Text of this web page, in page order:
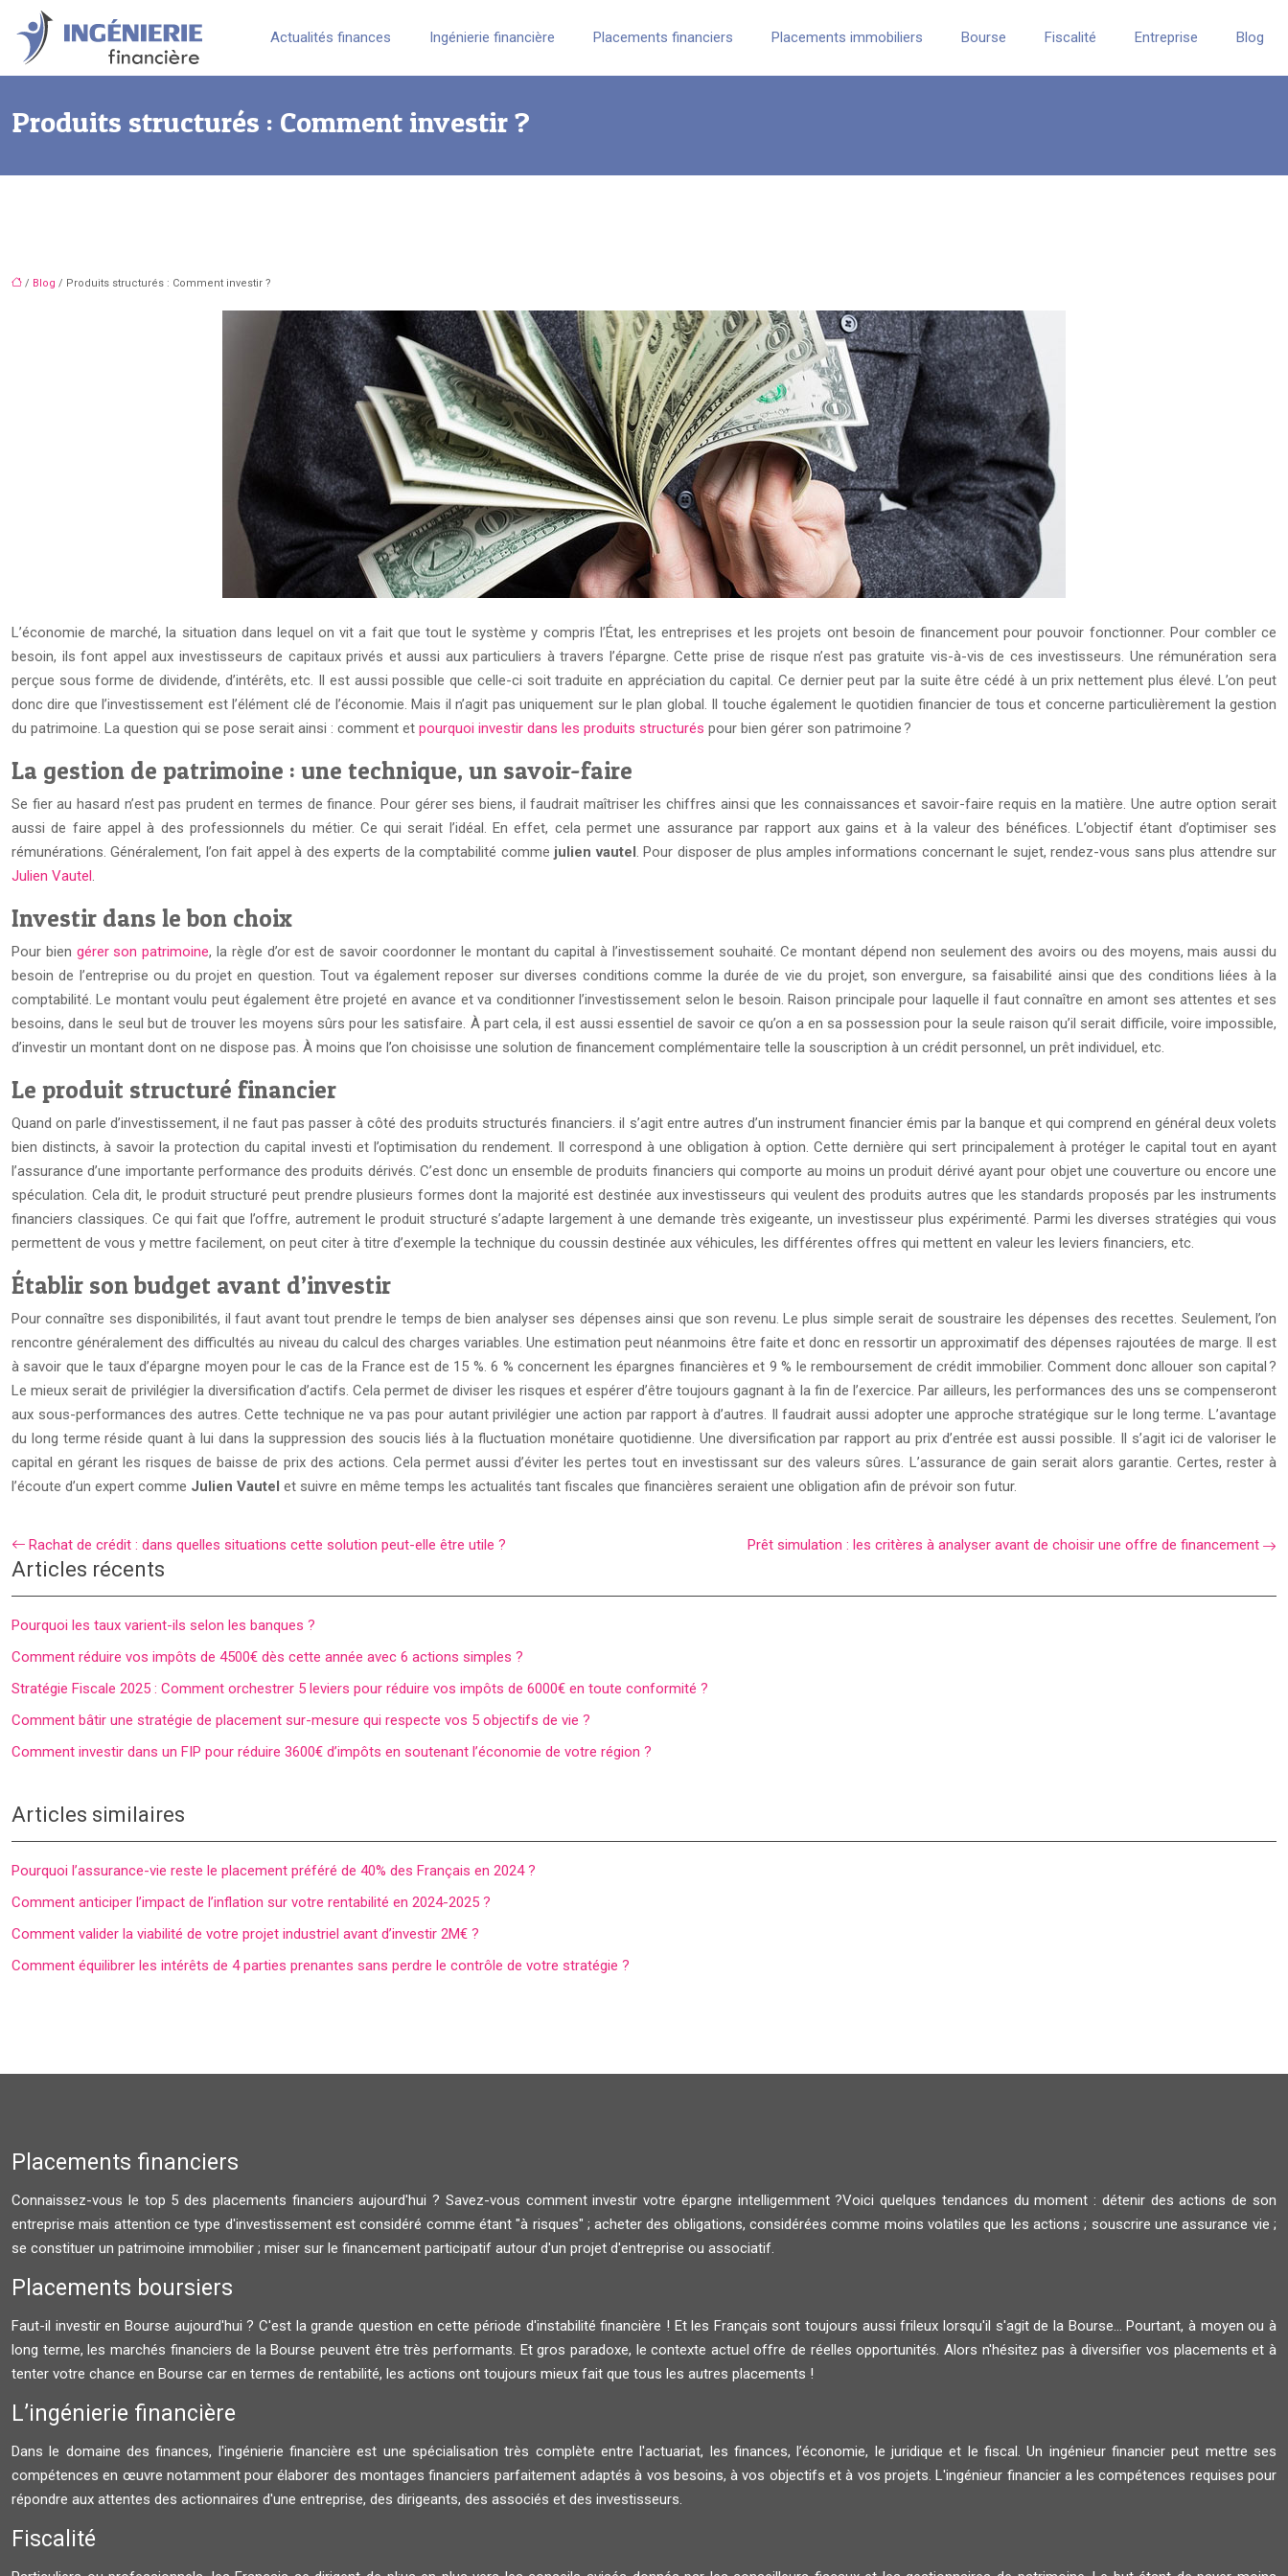
Actualités finances Ingénierie financière Placements financiers Placements immobiliers Bourse Fiscalité Entreprise Blog
Produits structurés : Comment investir ?
/ Blog / Produits structurés : Comment investir ?
L’économie de marché, la situation dans lequel on vit a fait que tout le système y compris l’État, les entreprises et les projets ont besoin de financement pour pouvoir fonctionner. Pour combler ce
besoin, ils font appel aux investisseurs de capitaux privés et aussi aux particuliers à travers l’épargne. Cette prise de risque n’est pas gratuite vis-à-vis de ces investisseurs. Une rémunération sera
perçue sous forme de dividende, d’intérêts, etc. Il est aussi possible que celle-ci soit traduite en appréciation du capital. Ce dernier peut par la suite être cédé à un prix nettement plus élevé. L’on peut
donc dire que l’investissement est l’élément clé de l’économie. Mais il n’agit pas uniquement sur le plan global. Il touche également le quotidien financier de tous et concerne particulièrement la gestion
du patrimoine. La question qui se pose serait ainsi : comment et pourquoi investir dans les produits structurés pour bien gérer son patrimoine ?
La gestion de patrimoine : une technique, un savoir-faire
Se fier au hasard n’est pas prudent en termes de finance. Pour gérer ses biens, il faudrait maîtriser les chiffres ainsi que les connaissances et savoir-faire requis en la matière. Une autre option serait
aussi de faire appel à des professionnels du métier. Ce qui serait l’idéal. En effet, cela permet une assurance par rapport aux gains et à la valeur des bénéfices. L’objectif étant d’optimiser ses
rémunérations. Généralement, l’on fait appel à des experts de la comptabilité comme julien vautel. Pour disposer de plus amples informations concernant le sujet, rendez-vous sans plus attendre sur
Julien Vautel.
Investir dans le bon choix
Pour bien gérer son patrimoine, la règle d’or est de savoir coordonner le montant du capital à l’investissement souhaité. Ce montant dépend non seulement des avoirs ou des moyens, mais aussi du
besoin de l’entreprise ou du projet en question. Tout va également reposer sur diverses conditions comme la durée de vie du projet, son envergure, sa faisabilité ainsi que des conditions liées à la
comptabilité. Le montant voulu peut également être projeté en avance et va conditionner l’investissement selon le besoin. Raison principale pour laquelle il faut connaître en amont ses attentes et ses
besoins, dans le seul but de trouver les moyens sûrs pour les satisfaire. À part cela, il est aussi essentiel de savoir ce qu’on a en sa possession pour la seule raison qu’il serait difficile, voire impossible,
d’investir un montant dont on ne dispose pas. À moins que l’on choisisse une solution de financement complémentaire telle la souscription à un crédit personnel, un prêt individuel, etc.
Le produit structuré financier
Quand on parle d’investissement, il ne faut pas passer à côté des produits structurés financiers. il s’agit entre autres d’un instrument financier émis par la banque et qui comprend en général deux volets
bien distincts, à savoir la protection du capital investi et l’optimisation du rendement. Il correspond à une obligation à option. Cette dernière qui sert principalement à protéger le capital tout en ayant
l’assurance d’une importante performance des produits dérivés. C’est donc un ensemble de produits financiers qui comporte au moins un produit dérivé ayant pour objet une couverture ou encore une
spéculation. Cela dit, le produit structuré peut prendre plusieurs formes dont la majorité est destinée aux investisseurs qui veulent des produits autres que les standards proposés par les instruments
financiers classiques. Ce qui fait que l’offre, autrement le produit structuré s’adapte largement à une demande très exigeante, un investisseur plus expérimenté. Parmi les diverses stratégies qui vous
permettent de vous y mettre facilement, on peut citer à titre d’exemple la technique du coussin destinée aux véhicules, les différentes offres qui mettent en valeur les leviers financiers, etc.
Établir son budget avant d’investir
Pour connaître ses disponibilités, il faut avant tout prendre le temps de bien analyser ses dépenses ainsi que son revenu. Le plus simple serait de soustraire les dépenses des recettes. Seulement, l’on
rencontre généralement des difficultés au niveau du calcul des charges variables. Une estimation peut néanmoins être faite et donc en ressortir un approximatif des dépenses rajoutées de marge. Il est
à savoir que le taux d’épargne moyen pour le cas de la France est de 15 %. 6 % concernent les épargnes financières et 9 % le remboursement de crédit immobilier. Comment donc allouer son capital ?
Le mieux serait de privilégier la diversification d’actifs. Cela permet de diviser les risques et espérer d’être toujours gagnant à la fin de l’exercice. Par ailleurs, les performances des uns se compenseront
aux sous-performances des autres. Cette technique ne va pas pour autant privilégier une action par rapport à d’autres. Il faudrait aussi adopter une approche stratégique sur le long terme. L’avantage
du long terme réside quant à lui dans la suppression des soucis liés à la fluctuation monétaire quotidienne. Une diversification par rapport au prix d’entrée est aussi possible. Il s’agit ici de valoriser le
capital en gérant les risques de baisse de prix des actions. Cela permet aussi d’éviter les pertes tout en investissant sur des valeurs sûres. L’assurance de gain serait alors garantie. Certes, rester à
l’écoute d’un expert comme Julien Vautel et suivre en même temps les actualités tant fiscales que financières seraient une obligation afin de prévoir son futur.
Rachat de crédit : dans quelles situations cette solution peut-elle être utile ? Prêt simulation : les critères à analyser avant de choisir une offre de financement
Articles récents
Pourquoi les taux varient-ils selon les banques ?
Comment réduire vos impôts de 4500€ dès cette année avec 6 actions simples ?
Stratégie Fiscale 2025 : Comment orchestrer 5 leviers pour réduire vos impôts de 6000€ en toute conformité ?
Comment bâtir une stratégie de placement sur-mesure qui respecte vos 5 objectifs de vie ?
Comment investir dans un FIP pour réduire 3600€ d’impôts en soutenant l’économie de votre région ?
Articles similaires
Pourquoi l’assurance-vie reste le placement préféré de 40% des Français en 2024 ?
Comment anticiper l’impact de l’inflation sur votre rentabilité en 2024-2025 ?
Comment valider la viabilité de votre projet industriel avant d’investir 2M€ ?
Comment équilibrer les intérêts de 4 parties prenantes sans perdre le contrôle de votre stratégie ?
Placements financiers
Connaissez-vous le top 5 des placements financiers aujourd'hui ? Savez-vous comment investir votre épargne intelligemment ?Voici quelques tendances du moment : détenir des actions de son
entreprise mais attention ce type d'investissement est considéré comme étant "à risques" ; acheter des obligations, considérées comme moins volatiles que les actions ; souscrire une assurance vie ;
se constituer un patrimoine immobilier ; miser sur le financement participatif autour d'un projet d'entreprise ou associatif.
Placements boursiers
Faut-il investir en Bourse aujourd'hui ? C'est la grande question en cette période d'instabilité financière ! Et les Français sont toujours aussi frileux lorsqu'il s'agit de la Bourse... Pourtant, à moyen ou à
long terme, les marchés financiers de la Bourse peuvent être très performants. Et gros paradoxe, le contexte actuel offre de réelles opportunités. Alors n'hésitez pas à diversifier vos placements et à
tenter votre chance en Bourse car en termes de rentabilité, les actions ont toujours mieux fait que tous les autres placements !
L’ingénierie financière
Dans le domaine des finances, l'ingénierie financière est une spécialisation très complète entre l'actuariat, les finances, l’économie, le juridique et le fiscal. Un ingénieur financier peut mettre ses
compétences en œuvre notamment pour élaborer des montages financiers parfaitement adaptés à vos besoins, à vos objectifs et à vos projets. L'ingénieur financier a les compétences requises pour
répondre aux attentes des actionnaires d'une entreprise, des dirigeants, des associés et des investisseurs.
Fiscalité